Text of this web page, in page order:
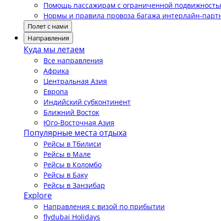
Помощь пассажирам с ограниченной
Нормы и правила провоза багажа интерлайн-
Полет с нами
Направления
Куда мы летаем
Все направления
Африка
Центральная Азия
Европа
Индийский субконтинент
Ближний Восток
Юго-Восточная Азия
Популярные места отдыха
Рейсы в Тбилиси
Рейсы в Мале
Рейсы в Коломбо
Рейсы в Баку
Рейсы в Занзибар
Explore
Направления с визой по прибытии
flydubai Holidays